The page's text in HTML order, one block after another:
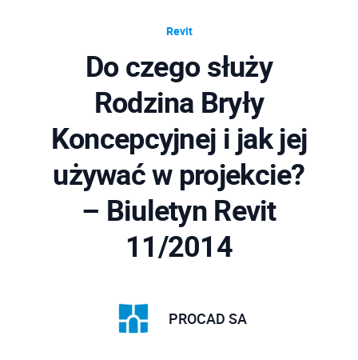
Revit
Do czego służy
Rodzina Bryły
Koncepcyjnej i jak jej
używać w projekcie?
– Biuletyn Revit
11/2014
PROCAD SA